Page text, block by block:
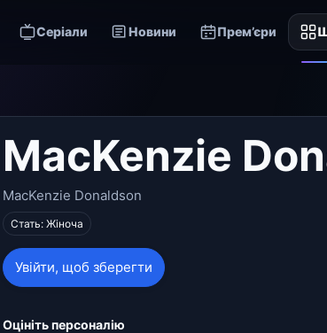
Серіали Новини Прем’єри
MacKenzie
MacKenzie Donaldson
Стать: Жіноча
Увійти, щоб зберегти
Оцініть персоналію